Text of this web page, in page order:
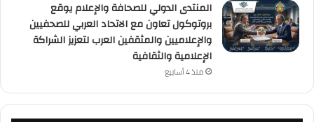
المنتدى الدولي للصحافة والإعلام يوقع
بروتوكول تعاون مع الاتحاد العربي للصحفيين
والإعلاميين والمثقفين العرب لتعزيز الشراكة
الإعلامية والثقافية
منذ 4 أسابيع